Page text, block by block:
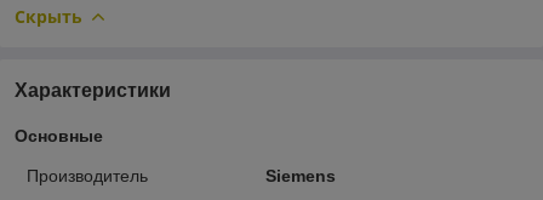
Скрыть
Характеристики
Основные
Производитель
Siemens